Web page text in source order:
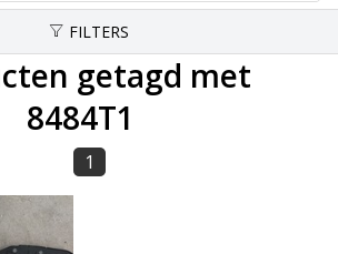
FILTERS
getagd met
8484T1
1